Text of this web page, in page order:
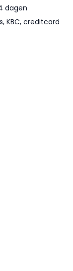
dagen
KBC, creditcard